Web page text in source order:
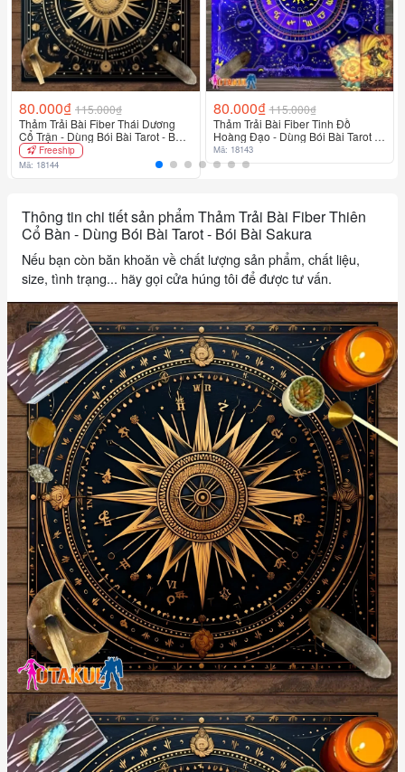
Đơn vị tính: Cái
80.000₫ 115.000₫
Thảm Trải Bài Fiber Thái Dương
Cổ Trận - Dùng Bói Bài Tarot - Bói
Bài Sakura
Freeship
Mã: 18144
80.000₫115.000₫
Thảm Trải Bài Fiber Tinh Đồ
Hoàng Đạo - Dùng Bói Bài Tarot -
Bói Bài Sakura
Mã: 18143
Thông tin chi tiết sản phẩm Thảm Trải Bài Fiber Thiên
Cổ Bàn - Dùng Bói Bài Tarot - Bói Bài Sakura
Nếu bạn còn băn khoăn về chất lượng sản phẩm, chất liệu,
size, tình trạng... hãy gọi cửa húng tôi để được tư vấn.